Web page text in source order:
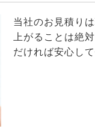
当社のお見積り
上がることは絶
だければ安心し